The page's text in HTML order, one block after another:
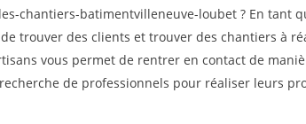
chantiers-batimentvilleneuve-loubet ? En tant
trouver des clients et trouver des chantiers à
vous permet de rentrer en contact de
de professionnels pour réaliser leurs